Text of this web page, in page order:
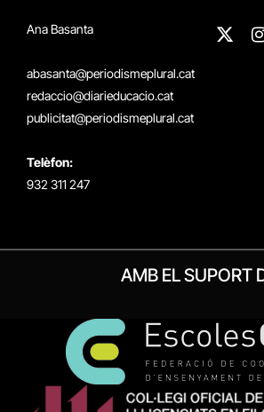
Ana Basanta
abasanta@periodismeplural.cat
redaccio@diarieducacio.cat
publicitat@periodismeplural.cat
Telèfon:
932 311 247
X
AMB EL SUPORT